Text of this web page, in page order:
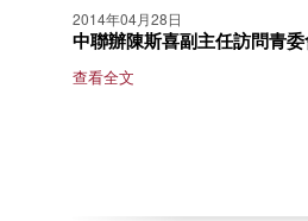
2014年04月28日
中聯辦陳斯喜副主任訪問青
查看全文